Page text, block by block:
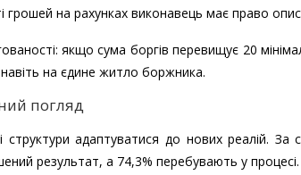
грошей на рахунках виконавець має право
якщо сума боргів перевищує 20
на єдине житло боржника.
погляд
структури адаптуватися до нових реалій.
результат, а 74,3% перебувають у процесі.